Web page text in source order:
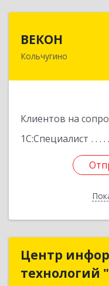
ВЕКОН
Кольчугино
Клиентов на
1С:Специалист
601785,
Центр
технологий